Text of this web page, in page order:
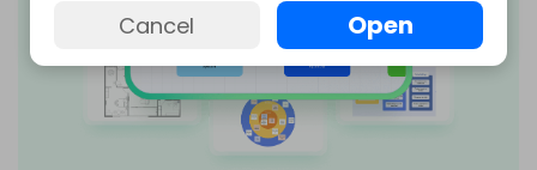
Cancel Open